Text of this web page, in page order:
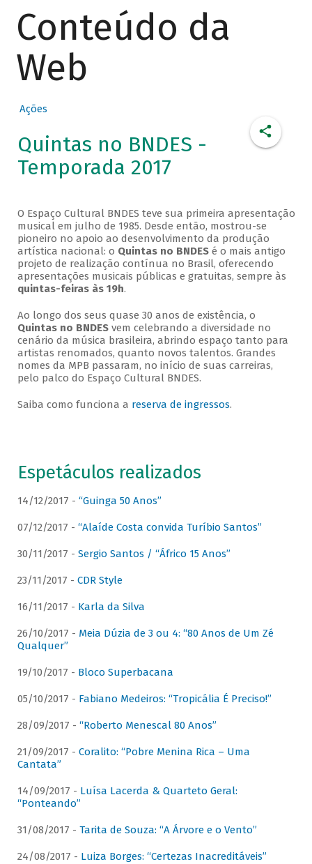
Conteúdo da
Web
Ações
Quintas no BNDES -
Temporada 2017
O Espaço Cultural BNDES teve sua primeira apresentação
musical em julho de 1985. Desde então, mostrou-se
pioneiro no apoio ao desenvolvimento da produção
artística nacional: o Quintas no BNDESé o mais antigo
projeto de realização contínua no Brasil, oferecendo
apresentações musicais públicas e gratuitas, sempre às
quintas-feiras às 19h.
Ao longo dos seus quase 30 anos de existência, o
Quintas no BNDESvem celebrando a diversidade no
cenário da música brasileira, abrindo espaço tanto para
artistas renomados, quanto novos talentos. Grandes
nomes da MPB passaram, no início de suas carreiras,
pelo palco do Espaço Cultural BNDES.
Saiba como funciona a reserva de ingressos.
Espetáculos realizados
14/12/2017 - “Guinga 50 Anos”
07/12/2017 - “Alaíde Costa convida Turíbio Santos”
30/11/2017 - Sergio Santos / “Áfrico 15 Anos”
23/11/2017 - CDR Style
16/11/2017 - Karla da Silva
26/10/2017 - Meia Dúzia de 3 ou 4: “80 Anos de Um Zé
Qualquer”
19/10/2017 - Bloco Superbacana
05/10/2017 - Fabiano Medeiros: “Tropicália É Preciso!”
28/09/2017 - “Roberto Menescal 80 Anos”
21/09/2017 - Coralito: “Pobre Menina Rica – Uma
Cantata”
14/09/2017 - Luísa Lacerda & Quarteto Geral:
“Ponteando”
31/08/2017 - Tarita de Souza: “A Árvore e o Vento”
24/08/2017 - Luiza Borges: “Certezas Inacreditáveis”